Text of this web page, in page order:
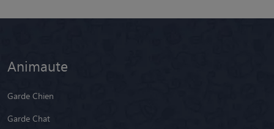
Animaute
Garde Chien
Garde Chat